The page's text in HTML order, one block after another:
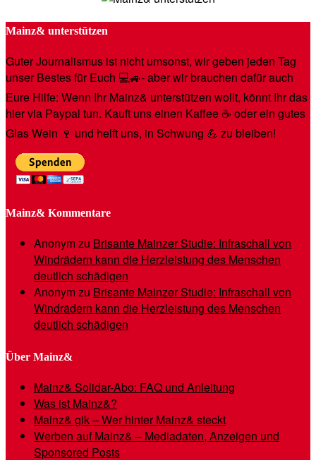
Mainz& unterstützen
Guter Journalismus ist nicht umsonst, wir geben jeden Tag
unser Bestes für Euch 💻🚙- aber wir brauchen dafür auch
Eure Hilfe: Wenn Ihr Mainz& unterstützen wollt, könnt Ihr das
hier via Paypal tun. Kauft uns einen Kaffee ☕️ oder ein gutes
Glas Wein 🍷 und helft uns, in Schwung 💪 zu bleiben!
Mainz& Kommentare
Anonymzu Brisante Mainzer Studie: Infraschall von
Windrädern kann die Herzleistung des Menschen
deutlich schädigen
Anonymzu Brisante Mainzer Studie: Infraschall von
Windrädern kann die Herzleistung des Menschen
deutlich schädigen
Über Mainz&
Mainz& Solidar-Abo: FAQ und Anleitung
Was ist Mainz&?
Mainz& gik – Wer hinter Mainz& steckt
Werben auf Mainz& – Mediadaten, Anzeigen und
Sponsored Posts